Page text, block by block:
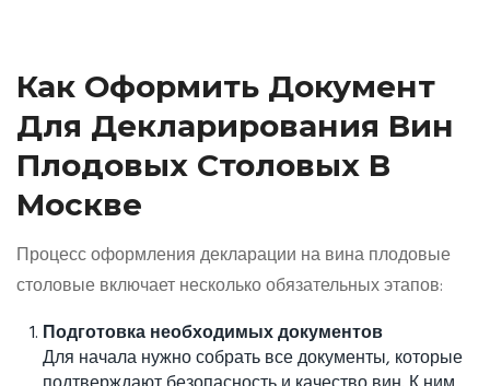
Как Оформить Документ
Для Декларирования Вин
Плодовых Столовых В
Москве
Процесс оформления декларации на вина плодовые
столовые включает несколько обязательных этапов:
Подготовка необходимых документов
Для начала нужно собрать все документы, которые